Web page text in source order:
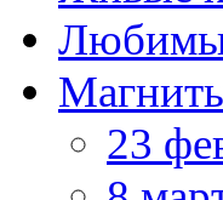
23